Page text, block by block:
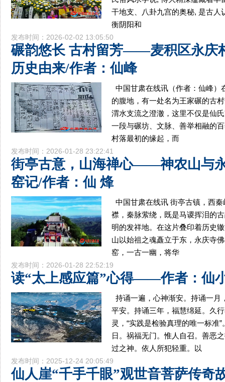
干地支、八卦九宫的奥秘, 是古人
衡阴阳和
发布时间：2026-02-02 13:05:50
碾韵悠长 古村留芳——麦积区永庆
历史由来/作者：仙峰
中国甘肃在线讯（作者：仙峰）
的腹地，有一处名为王家碾的古
渭水支流之澄澈，这里不仅是仙
一段与碾坊、文脉、善举相融的
村落最初的缘起，而
发布时间：2026-01-28 23:22:41
街亭古意，山海禅心——神农山与
窑记/作者：仙 烽
中国甘肃在线讯 街亭古镇，西
襟，秦脉萦绕，既是马谡挥泪的
明的发祥地。在这片叠印着历史
山以始祖之魂矗立于东，永庆寺
窑，一古一幽，将华
发布时间：2026-01-28 22:52:19
读“太上感应篇”心得——作者：仙
持诵一遍，心神渐安。持诵一月
平安。持诵三年，福慧绵延。久
灵，“实践是检验真理的唯一标准
日。祸福无门。惟人自召。善恶
过之神。依人所犯轻重。以
发布时间：2025-12-24 20:05:49
仙人崖“千手千眼”观世音菩萨传